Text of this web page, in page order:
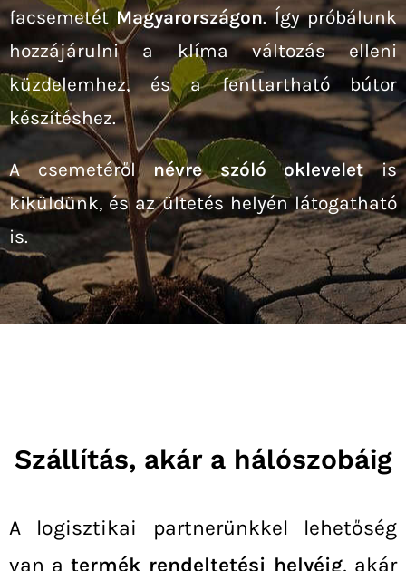
facsemetét Magyarországon. Így próbálunk
hozzájárulni a klíma változás elleni
küzdelemhez, és a fenttartható bútor
készítéshez.
A csemetérőlnévre szóló okleveletis
kiküldünk, és az ültetés helyén látogatható
is.
Szállítás, akár a hálószobáig
A logisztikai partnerünkkel lehetőség
van a termék rendeltetési helyéig, akár